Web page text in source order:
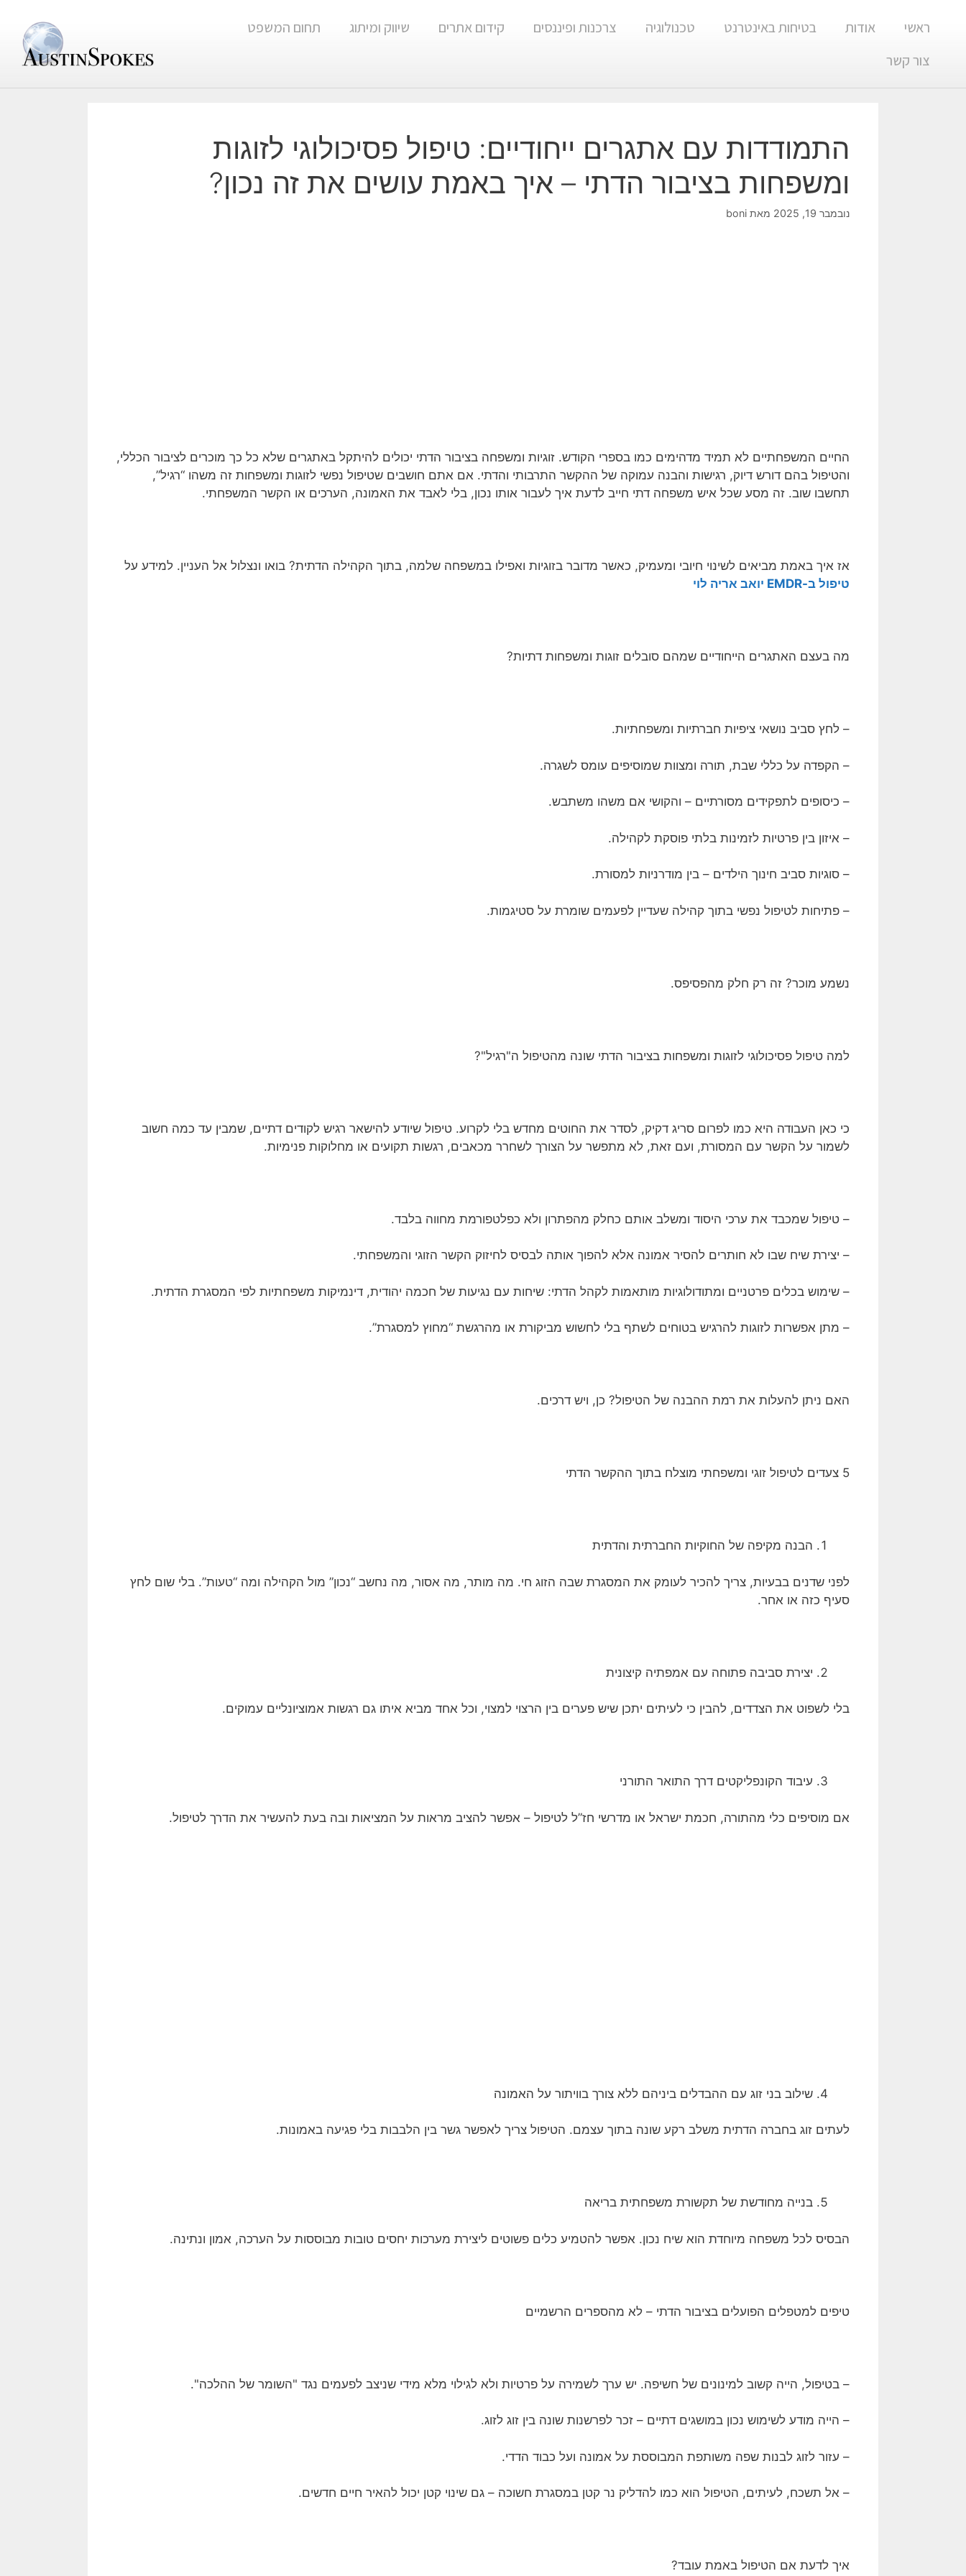
ראשי אודות בטיחות באינטרנט טכנולוגיה צרכנות ופיננסים קידום אתרים שיווק ומיתוג
תחום המשפט
צור קשר
התמודדות עם אתגרים ייחודיים: טיפול פסיכולוגי לזוגות
ומשפחות בציבור הדתי – איך באמת עושים את זה נכון?
נובמבר 19, 2025 מאת boni
החיים המשפחתיים לא תמיד מדהימים כמו בספרי הקודש. זוגיות ומשפחה בציבור הדתי יכולים להיתקל באתגרים שלא כל כך מוכרים לציבור הכללי,
והטיפול בהם דורש דיוק, רגישות והבנה עמוקה של ההקשר התרבותי והדתי. אם אתם חושבים שטיפול נפשי לזוגות ומשפחות זה משהו “רגיל”,
תחשבו שוב. זה מסע שכל איש משפחה דתי חייב לדעת איך לעבור אותו נכון, בלי לאבד את האמונה, הערכים או הקשר המשפחתי.
אז איך באמת מביאים לשינוי חיובי ומעמיק, כאשר מדובר בזוגיות ואפילו במשפחה שלמה, בתוך הקהילה הדתית? בואו ונצלול אל העניין. למידע על
טיפול ב-EMDR יואב אריה לוי
מה בעצם האתגרים הייחודיים שמהם סובלים זוגות ומשפחות דתיות?
– לחץ סביב נושאי ציפיות חברתיות ומשפחתיות.
– הקפדה על כללי שבת, תורה ומצוות שמוסיפים עומס לשגרה.
– כיסופים לתפקידים מסורתיים – והקושי אם משהו משתבש.
– איזון בין פרטיות לזמינות בלתי פוסקת לקהילה.
– סוגיות סביב חינוך הילדים – בין מודרניות למסורת.
– פתיחות לטיפול נפשי בתוך קהילה שעדיין לפעמים שומרת על סטיגמות.
נשמע מוכר? זה רק חלק מהפסיפס.
למה טיפול פסיכולוגי לזוגות ומשפחות בציבור הדתי שונה מהטיפול ה"רגיל"?
כי כאן העבודה היא כמו לפרום סריג דקיק, לסדר את החוטים מחדש בלי לקרוע. טיפול שיודע להישאר רגיש לקודים דתיים, שמבין עד כמה חשוב
לשמור על הקשר עם המסורת, ועם זאת, לא מתפשר על הצורך לשחרר מכאבים, רגשות תקועים או מחלוקות פנימיות.
– טיפול שמכבד את ערכי היסוד ומשלב אותם כחלק מהפתרון ולא כפלטפורמת מחווה בלבד.
– יצירת שיח שבו לא חותרים להסיר אמונה אלא להפוך אותה לבסיס לחיזוק הקשר הזוגי והמשפחתי.
– שימוש בכלים פרטניים ומתודולוגיות מותאמות לקהל הדתי: שיחות עם נגיעות של חכמה יהודית, דינמיקות משפחתיות לפי המסגרת הדתית.
– מתן אפשרות לזוגות להרגיש בטוחים לשתף בלי לחשוש מביקורת או מהרגשת “מחוץ למסגרת”.
האם ניתן להעלות את רמת ההבנה של הטיפול? כן, ויש דרכים.
5 צעדים לטיפול זוגי ומשפחתי מוצלח בתוך ההקשר הדתי
הבנה מקיפה של החוקיות החברתית והדתית
לפני שדנים בבעיות, צריך להכיר לעומק את המסגרת שבה הזוג חי. מה מותר, מה אסור, מה נחשב “נכון” מול הקהילה ומה “טעות”. בלי שום לחץ
סעיף כזה או אחר.
יצירת סביבה פתוחה עם אמפתיה קיצונית
בלי לשפוט את הצדדים, להבין כי לעיתים יתכן שיש פערים בין הרצוי למצוי, וכל אחד מביא איתו גם רגשות אמוציונליים עמוקים.
עיבוד הקונפליקטים דרך התואר התורני
אם מוסיפים כלי מהתורה, חכמת ישראל או מדרשי חז”ל לטיפול – אפשר להציב מראות על המציאות ובה בעת להעשיר את הדרך לטיפול.
שילוב בני זוג עם ההבדלים ביניהם ללא צורך בוויתור על האמונה
לעתים זוג בחברה הדתית משלב רקע שונה בתוך עצמם. הטיפול צריך לאפשר גשר בין הלבבות בלי פגיעה באמונות.
בנייה מחודשת של תקשורת משפחתית בריאה
הבסיס לכל משפחה מיוחדת הוא שיח נכון. אפשר להטמיע כלים פשוטים ליצירת מערכות יחסים טובות מבוססות על הערכה, אמון ונתינה.
טיפים למטפלים הפועלים בציבור הדתי – לא מהספרים הרשמיים
– בטיפול, הייה קשוב למינונים של חשיפה. יש ערך לשמירה על פרטיות ולא לגילוי מלא מידי שניצב לפעמים נגד "השומר של ההלכה".
– הייה מודע לשימוש נכון במושגים דתיים – זכר לפרשנות שונה בין זוג לזוג.
– עזור לזוג לבנות שפה משותפת המבוססת על אמונה ועל כבוד הדדי.
– אל תשכח, לעיתים, הטיפול הוא כמו להדליק נר קטן במסגרת חשוכה – גם שינוי קטן יכול להאיר חיים חדשים.
איך לדעת אם הטיפול באמת עובד?